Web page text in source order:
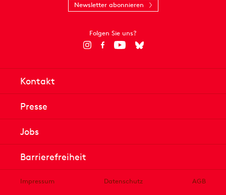
Newsletter abonnieren
Folgen Sie uns?
Kontakt
Presse
Jobs
Barrierefreiheit
Impressum Datenschutz
AGB